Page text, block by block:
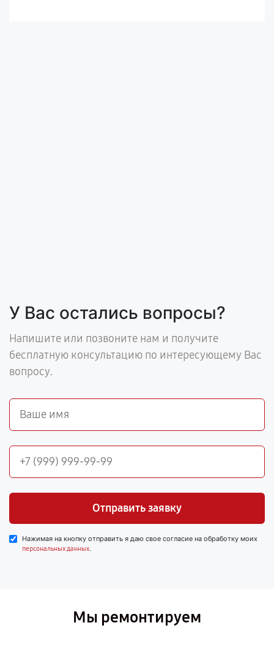
У Вас остались вопросы?
Напишите или позвоните нам и получите
бесплатную консультацию по интересующему Вас
вопросу.
Отправить заявку
Нажимая на кнопку отправить я даю свое согласие на обработку моих
персональных данных.
Мы ремонтируем